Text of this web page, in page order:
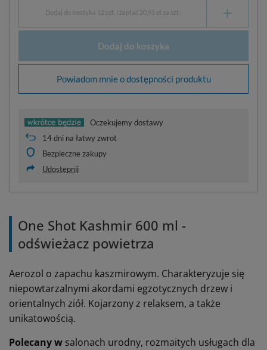
Dodaj do koszyka 12 szt. i zapłać 20,91 zł za szt. +
Dodaj do koszyka
Powiadom mnie o dostępności produktu
Oczekujemy dostawy
14dni na łatwy zwrot
Bezpieczne zakupy
Udostępnij
One Shot Kashmir 600 ml -
odświeżacz powietrza
Aerozol o zapachu kaszmirowym. Charakteryzuje się
niepowtarzalnymi akordami egzotycznych drzew i
orientalnych ziół. Kojarzony z relaksem, a także
unikatowością.
Polecany w salonach urodny, rozmaitych usługach dla